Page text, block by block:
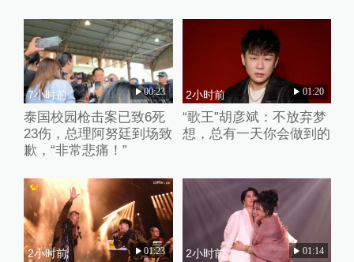
7小时前 00:23
泰国校园枪击案已致6死
23伤，总理阿努廷到场致
歉，“非常悲痛！”
2小时前 01:20
“歌王”胡彦斌：不放弃梦
想，总有一天你会做到的
2小时前 01:23 2小时前 01:14